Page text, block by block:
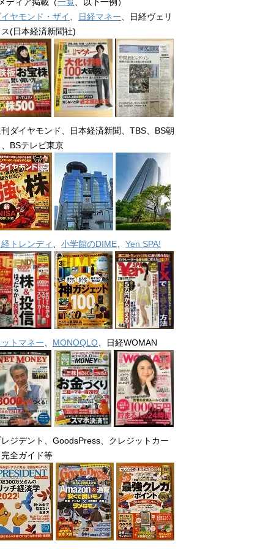
ヤモンド・ザイ
日経マネー 、日経ヴェリ
(日本経済新聞社)
ダイヤモンド、日本経済新聞、TBS、BS朝
BSテレビ東京
トレンディ 小学館のDIME Yen SPA!
トマネー MONOQLO 、日経WOMAN
ジデント、GoodsPress、クレジットカー
全ガイド等